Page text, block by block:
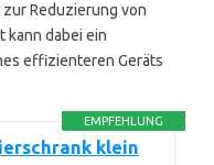
Reduzierung von
kann dabei ein
effizienteren Geräts
EMPFEHLUNG
klein